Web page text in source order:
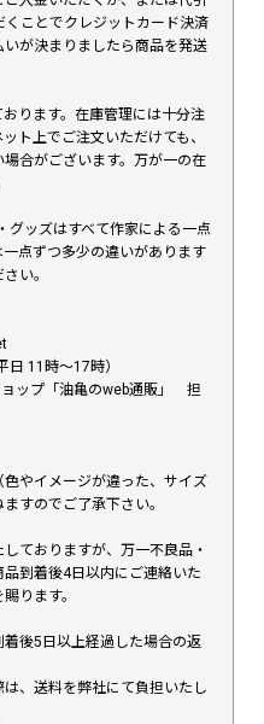
くことでクレジットカード決済
が決まりましたら商品を発送
ります。在庫管理には十分注
ト上でご注文いただけても、
合がございます。万が一の在
グッズはすべて作家による一点
点ずつ多少の違いがあります
い。
11時〜17時）
ョップ「油亀のweb通販」 担
やイメージが違った、サイズ
すのでご了承下さい。
ておりますが、万一不良品・
到着後4日以内にご連絡いた
ります。
後5日以上経過した場合の返
、送料を弊社にて負担いたし